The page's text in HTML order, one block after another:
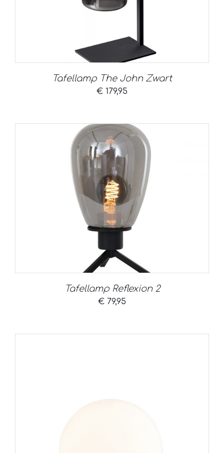
Tafellamp The John Zwart
€ 179,95
Tafellamp Reflexion 2
€ 79,95